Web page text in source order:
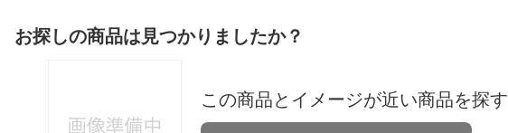
お探しの商品は見つかりましたか？
この商品とイメージが近い商品を探す